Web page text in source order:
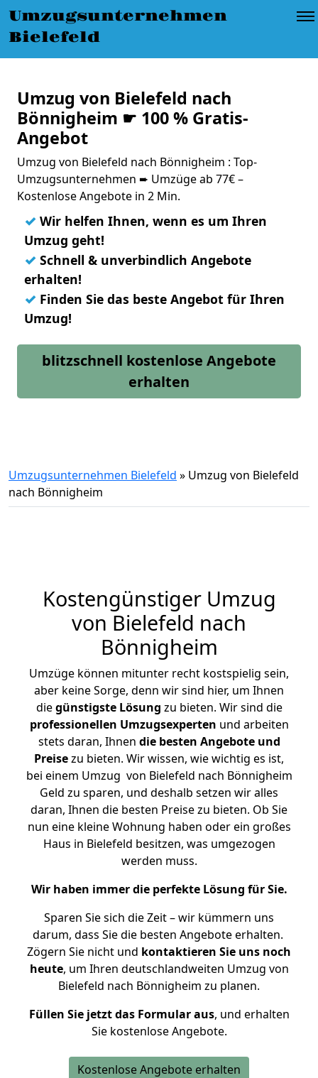
Umzugsunternehmen
Bielefeld
Umzug von Bielefeld nach
Bönnigheim ☛ 100 % Gratis-
Angebot
Umzug von Bielefeld nach Bönnigheim : Top-
Umzugsunternehmen ➨ Umzüge ab 77€ –
Kostenlose Angebote in 2 Min.
✓ Wir helfen Ihnen, wenn es um Ihren
Umzug geht!
✓ Schnell & unverbindlich Angebote
erhalten!
✓ Finden Sie das beste Angebot für Ihren
Umzug!
blitzschnell kostenlose Angebote
erhalten
Umzugsunternehmen Bielefeld » Umzug von Bielefeld
nach Bönnigheim
Kostengünstiger Umzug
von Bielefeld nach
Bönnigheim
Umzüge können mitunter recht kostspielig sein,
aber keine Sorge, denn wir sind hier, um Ihnen
diegünstigste Lösung zu bieten. Wir sind die
professionellen Umzugsexperten und arbeiten
stets daran, Ihnen die besten Angebote und
Preisezu bieten. Wir wissen, wie wichtig es ist,
bei einem Umzug von Bielefeld nach Bönnigheim
Geld zu sparen, und deshalb setzen wir alles
daran, Ihnen die besten Preise zu bieten. Ob Sie
nun eine kleine Wohnung haben oder ein großes
Haus in Bielefeld besitzen, was umgezogen
werden muss.
Wir haben immer die perfekte Lösung für Sie.
Sparen Sie sich die Zeit – wir kümmern uns
darum, dass Sie die besten Angebote erhalten.
Zögern Sie nicht und kontaktieren Sie uns noch
heute, um Ihren deutschlandweiten Umzug von
Bielefeld nach Bönnigheim zu planen.
Füllen Sie jetzt das Formular aus, und erhalten
Sie kostenlose Angebote.
Kostenlose Angebote erhalten